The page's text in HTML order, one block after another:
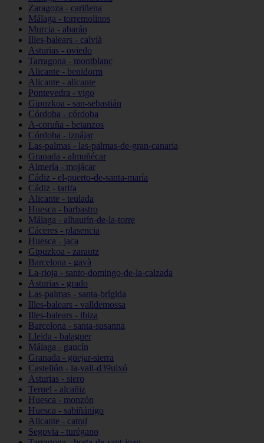
Zaragoza - cariñena
Málaga - torremolinos
Murcia - abarán
Illes-balears - calvià
Asturias - oviedo
Tarragona - montblanc
Alicante - benidorm
Alicante - alicante
Pontevedra - vigo
Gipuzkoa - san-sebastián
Córdoba - córdoba
A-coruña - betanzos
Córdoba - iznájar
Las-palmas - las-palmas-de-gran-canaria
Granada - almuñécar
Almería - mojácar
Cádiz - el-puerto-de-santa-maría
Cádiz - tarifa
Alicante - teulada
Huesca - barbastro
Málaga - alhaurín-de-la-torre
Cáceres - plasencia
Huesca - jaca
Gipuzkoa - zarautz
Barcelona - gavà
La-rioja - santo-domingo-de-la-calzada
Asturias - grado
Las-palmas - santa-brígida
Illes-balears - valldemossa
Illes-balears - ibiza
Barcelona - santa-susanna
Lleida - balaguer
Málaga - gaucín
Granada - güejar-sierra
Castellón - la-vall-d39uixó
Asturias - siero
Teruel - alcañiz
Huesca - monzón
Huesca - sabiñánigo
Alicante - catral
Segovia - turégano